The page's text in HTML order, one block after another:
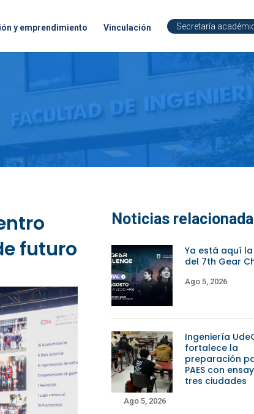
y emprendimiento Vinculación Secretaría
futuro
Noticias
Ya está aquí
del 7th Gear
Ago 5, 2026
Ingeniería
fortalece la
preparación
PAES con
tres ciudades
Ago 5, 2026